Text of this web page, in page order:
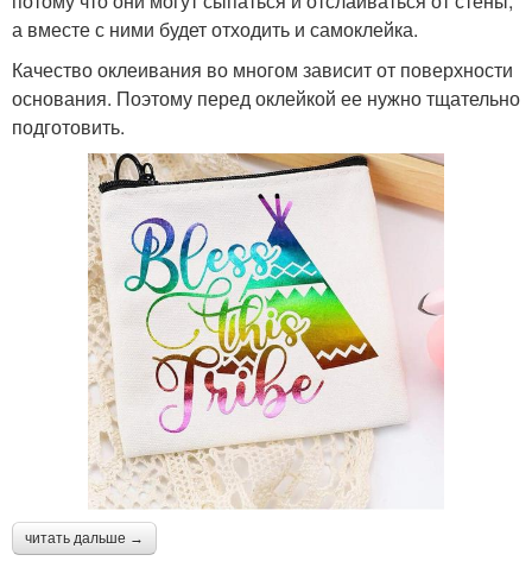
а вместе с ними будет отходить и самоклейка.
Качество оклеивания во многом зависит от поверхности
основания. Поэтому перед оклейкой ее нужно тщательно
подготовить.
читать дальше →